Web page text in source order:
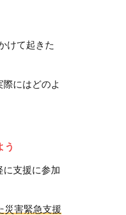
けて起きた
にはどのよ
う
に支援に参加
災害緊急支援